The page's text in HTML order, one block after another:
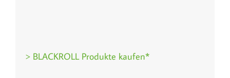
> BLACKROLL Produkte kaufen*